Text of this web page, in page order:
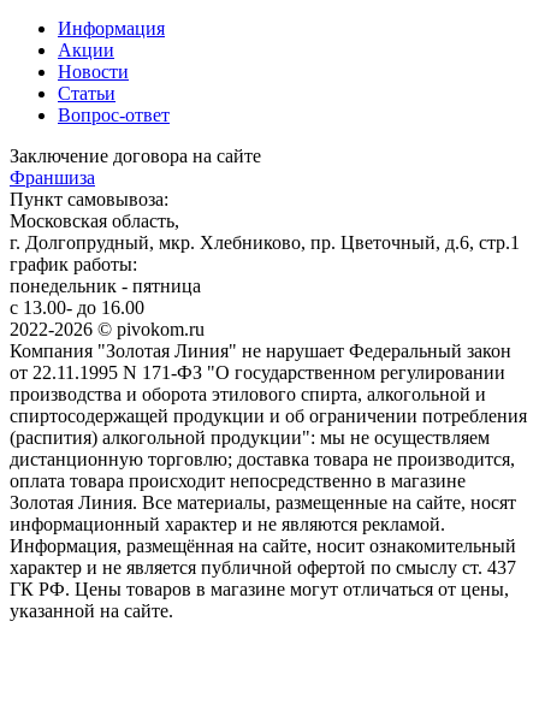
Информация
Акции
Новости
Статьи
Вопрос-ответ
Заключение договора на сайте
Франшиза
Пункт самовывоза:
Московская область,
г. Долгопрудный, мкр. Хлебниково, пр. Цветочный, д.6, стр.1
график работы:
понедельник - пятница
с 13.00- до 16.00
2022-2026 © pivokom.ru
Компания "Золотая Линия" не нарушает Федеральный закон
от 22.11.1995 N 171-ФЗ "О государственном регулировании
производства и оборота этилового спирта, алкогольной и
спиртосодержащей продукции и об ограничении потребления
(распития) алкогольной продукции": мы не осуществляем
дистанционную торговлю; доставка товара не производится,
оплата товара происходит непосредственно в магазине
Золотая Линия. Все материалы, размещенные на сайте, носят
информационный характер и не являются рекламой.
Информация, размещённая на сайте, носит ознакомительный
характер и не является публичной офертой по смыслу ст. 437
ГК РФ. Цены товаров в магазине могут отличаться от цены,
указанной на сайте.